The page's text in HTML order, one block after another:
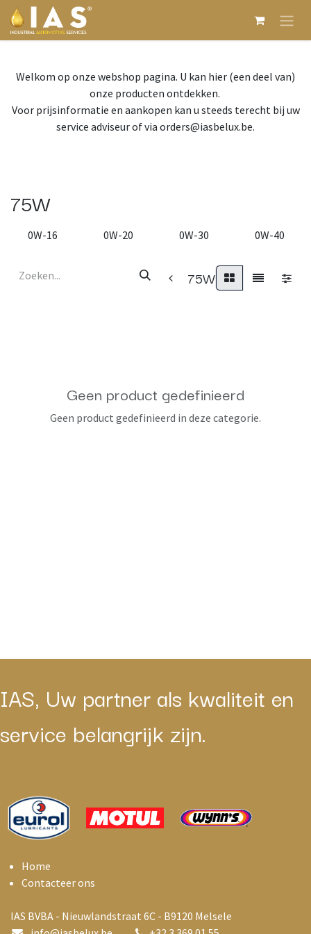
Overslaan naar inhoud
Welkom op onze webshop pagina. U kan hier (een deel van)
onze producten ontdekken.
Voor prijsinformatie en aankopen kan u steeds terecht bij uw
service adviseur of via orders@iasbelux.be.
75W
0W-16 0W-20 0W-30 0W-40
75W
Geen product gedefinieerd
Geen product gedefinieerd in deze categorie.
IAS, Uw partner als kwaliteit en
service belangrijk zijn.
Home
Contacteer ons
IAS BVBA - Nieuwlandstraat 6C - B9120 Melsele